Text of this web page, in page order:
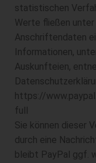
statistischen
Werte fließen
Anschriftendaten
Informationen,
Auskunfteien,
https://
full
Sie können dieser
durch eine
bleibt PayPal ggf.